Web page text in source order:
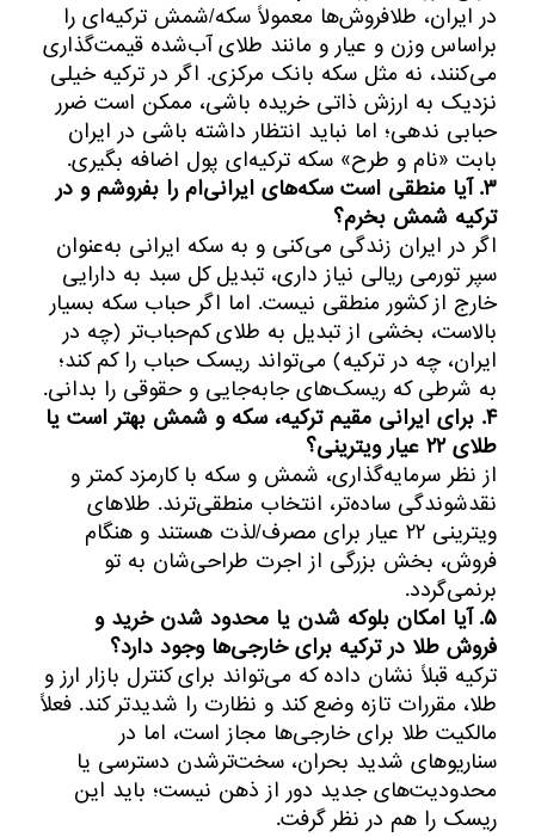
در ایران، طلافروش‌ها معمولاً سکه/شمش ترکیه‌ای را
براساس وزن و عیار و مانند طلای آب‌شده قیمت‌گذاری
می‌کنند، نه مثل سکه بانک مرکزی. اگر در ترکیه خیلی
نزدیک به ارزش ذاتی خریده باشی، ممکن است ضرر
حبابی ندهی؛ اما نباید انتظار داشته باشی در ایران
بابت «نام و طرح» سکه ترکیه‌ای پول اضافه بگیری.
۳. آیا منطقی است سکه‌های ایرانی‌ام را بفروشم و در
ترکیه شمش بخرم؟
اگر در ایران زندگی می‌کنی و به سکه ایرانی به‌عنوان
سپر تورمی ریالی نیاز داری، تبدیل کل سبد به دارایی
خارج از کشور منطقی نیست. اما اگر حباب سکه بسیار
بالاست، بخشی از تبدیل به طلای کم‌حباب‌تر (چه در
ایران، چه در ترکیه) می‌تواند ریسک حباب را کم کند؛
به شرطی که ریسک‌های جابه‌جایی و حقوقی را بدانی.
۴. برای ایرانی مقیم ترکیه، سکه و شمش بهتر است یا
طلای ۲۲ عیار ویترینی؟
از نظر سرمایه‌گذاری، شمش و سکه با کارمزد کمتر و
نقدشوندگی ساده‌تر، انتخاب منطقی‌ترند. طلاهای
ویترینی ۲۲ عیار برای مصرف/لذت هستند و هنگام
فروش، بخش بزرگی از اجرت طراحی‌شان به تو
برنمی‌گردد.
۵. آیا امکان بلوکه شدن یا محدود شدن خرید و
فروش طلا در ترکیه برای خارجی‌ها وجود دارد؟
ترکیه قبلاً نشان داده که می‌تواند برای کنترل بازار ارز و
طلا، مقررات تازه وضع کند و نظارت را شدیدتر کند. فعلاً
مالکیت طلا برای خارجی‌ها مجاز است، اما در
سناریوهای شدید بحران، سخت‌ترشدن دسترسی یا
محدودیت‌های جدید دور از ذهن نیست؛ باید این
ریسک را هم در نظر گرفت.